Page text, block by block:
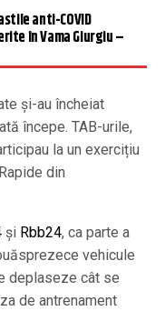
anti-COVID
în Vama Giurgiu –
și-au încheiat
începe. TAB-urile,
la un exercițiu
din
și Rbb24, ca parte a
vehicule
deplaseze cât se
de antrenament